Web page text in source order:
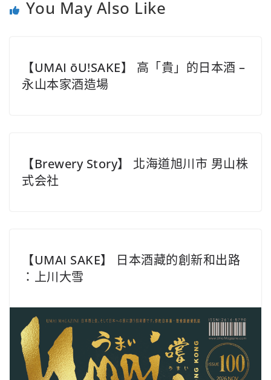
You May Also Like
【UMAI ōU!SAKE】 高「貴」的日本酒 –
永山本家酒造場
【Brewery Story】 北海道旭川市 男山株
式会社
【UMAI SAKE】 日本酒藏的創新和出路
：上川大雪